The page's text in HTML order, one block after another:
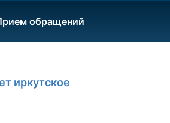
обращений
иркутское